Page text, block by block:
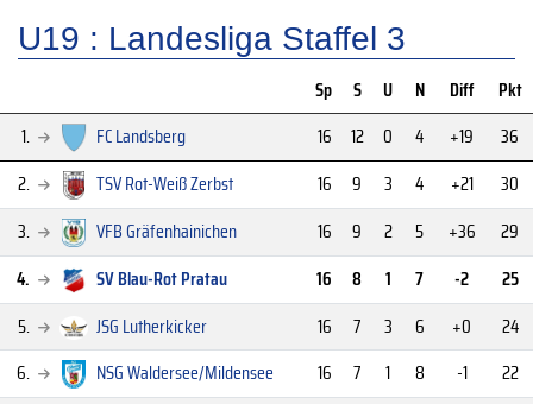
U19 : Landesliga Staffel 3
Sp S U N Diff
Pkt
1.
FC Landsberg 16 12 0 4 +19
36
2.
TSV Rot-Weiß Zerbst 16 9 3 4 +21
30
3.
VFB Gräfenhainichen 16 9 2 5 +36
29
4.
SV Blau-Rot Pratau 16 8 1 7 -2
25
5.
JSG Lutherkicker 16 7 3 6 +0
24
6.
NSG Waldersee/Mildensee 16 7 1 8 -1
22